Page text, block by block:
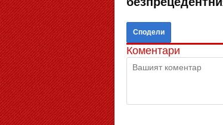
Сподели
Коментари